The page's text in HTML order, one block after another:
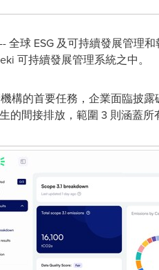
全球 ESG 及可持續發展管理
可持續發展管理系統之中。
構的首要任務，企業面臨披
的間接排放，範圍 3 則涵蓋所